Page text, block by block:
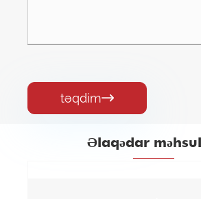
təqdim
Əlaqədar